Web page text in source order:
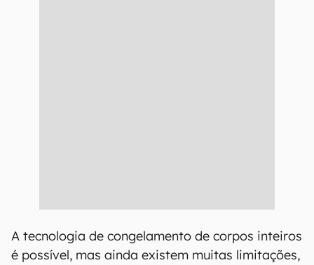
A tecnologia de congelamento de corpos inteiros
é possível, mas ainda existem muitas limitações,